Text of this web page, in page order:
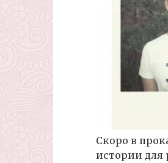
Скоро в
истории для